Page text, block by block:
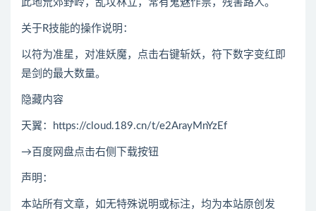
此地荒郊野岭，乱坟林立，常有鬼魅作祟，残害路人。
关于R技能的操作说明：
以符为准星，对准妖魔，点击右键斩妖，符下数字变红即
是剑的最大数量。
隐藏内容
天翼：https://cloud.189.cn/t/e2ArayMnYzEf
→百度网盘点击右侧下载按钮
声明：
本站所有文章，如无特殊说明或标注，均为本站原创发